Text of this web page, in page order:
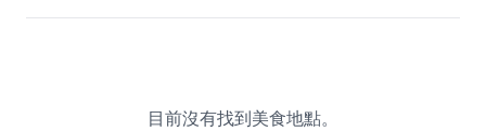
目前沒有找到美食地點。